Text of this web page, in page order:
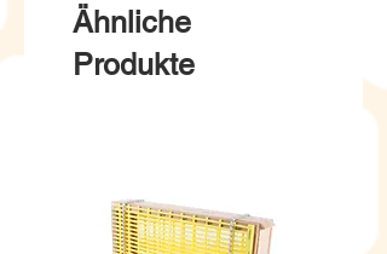
Ähnliche
Produkte